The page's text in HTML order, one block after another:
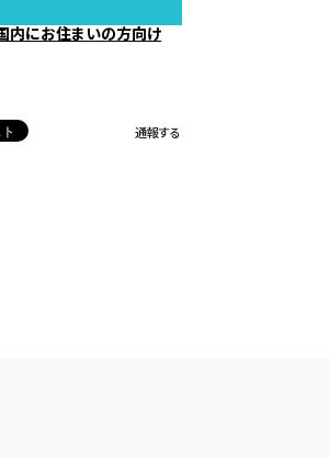
内にお住まいの方向け
通報する